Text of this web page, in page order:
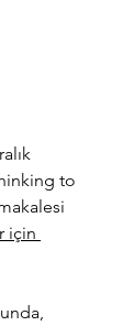
to
için